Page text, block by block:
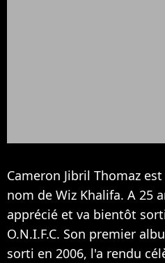
Cameron Jibril Thomaz
nom de Wiz Khalifa. A 25
apprécié et va bientôt
O.N.I.F.C. Son premier
sorti en 2006, l'a rendu